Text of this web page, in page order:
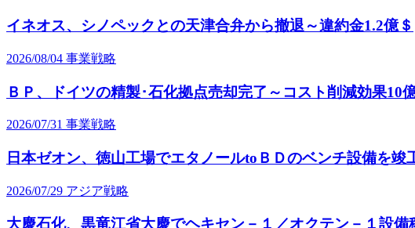
イネオス、シノペックとの天津合弁から撤退～違約金1.2億＄
2026/08/04 事業戦略
ＢＰ、ドイツの精製･石化拠点売却完了～コスト削減効果10
2026/07/31 事業戦略
日本ゼオン、徳山工場でエタノールtoＢＤのベンチ設備を竣
2026/07/29 アジア戦略
大慶石化、黒竜江省大慶でヘキセン－１／オクテン－１設備